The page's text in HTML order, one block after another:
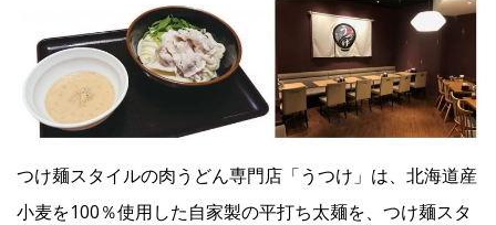
よくあるご質問 IRお問い合わせ 免責事項
Franchise
Recruit
つけ麺スタイルの肉うどん専門店「うつけ」は、北海道産
小麦を100％使用した自家製の平打ち太麺を、つけ麺スタ